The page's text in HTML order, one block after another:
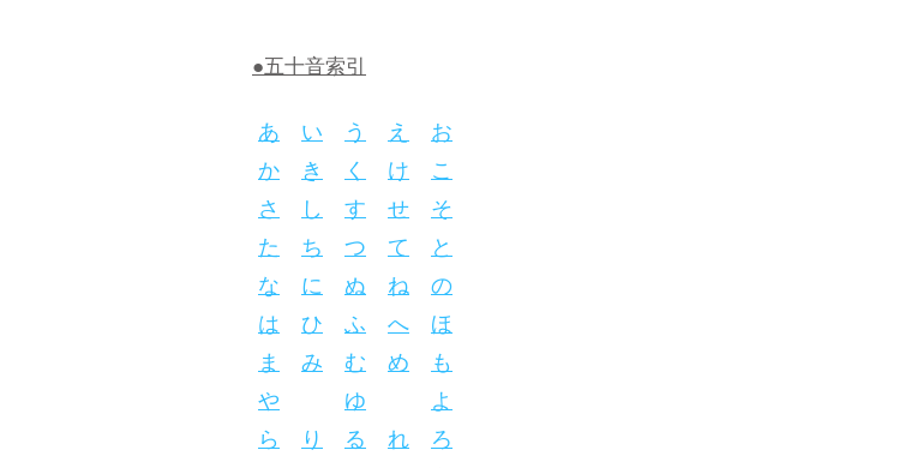
●五十音索引
あ い う え お
か き く け こ
さ し す せ そ
た ち つ て と
な に ぬ ね の
は ひ ふ へ ほ
ま み む め も
や
ゆ
よ
ら り る れ ろ